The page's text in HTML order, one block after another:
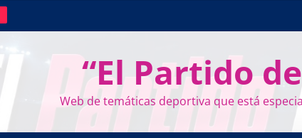
“El Partido
Web de temáticas deportiva que está